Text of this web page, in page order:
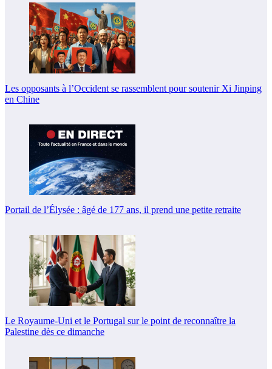
Les opposants à l’Occident se rassemblent pour soutenir Xi Jinping
en Chine
Portail de l’Élysée : âgé de 177 ans, il prend une petite retraite
Le Royaume-Uni et le Portugal sur le point de reconnaître la
Palestine dès ce dimanche